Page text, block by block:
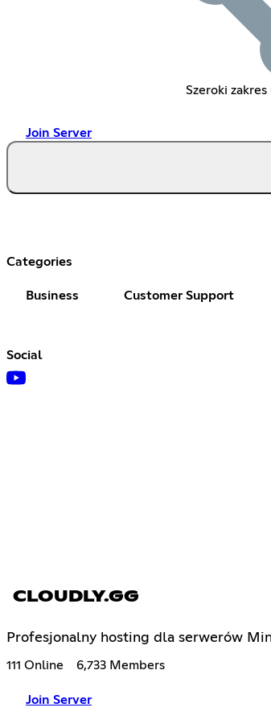
Szeroki zakres
Join Server
Categories
Business Customer Support
Social
CLOUDLY.GG
Profesjonalny hosting dla serwerów
111 Online 6,733 Members
Join Server